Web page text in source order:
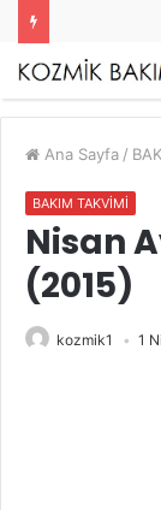
Ana Sayfa /
BAKIM TAKVİMİ
Nisan
(2015)
kozmik1 1